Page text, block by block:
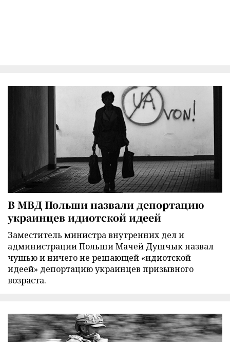
В МВД Польши назвали депортацию
украинцев идиотской идеей
Заместитель министра внутренних дел и
администрации Польши Мачей Душчык назвал
чушью и ничего не решающей «идиотской
идеей» депортацию украинцев призывного
возраста.